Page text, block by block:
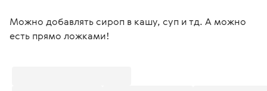
Можно добавлять сироп в кашу, суп и тд. А можно
есть прямо ложками!